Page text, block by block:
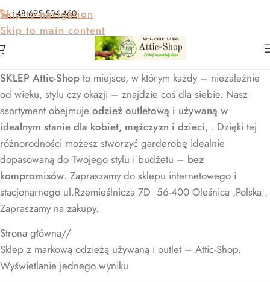
Skip to navigation
Skip to main content
+48 695 504 460
SKLEP Attic-Shop to miejsce, w którym każdy – niezależnie
od wieku, stylu czy okazji – znajdzie coś dla siebie. Nasz
asortyment obejmuje odzież outletową i używaną w
idealnym stanie dla kobiet, mężczyzn i dzieci, . Dzięki tej
różnorodności możesz stworzyć garderobę idealnie
dopasowaną do Twojego stylu i budżetu – bez
kompromisów. Zapraszamy do sklepu internetowego i
stacjonarnego ul.Rzemieślnicza 7D 56-400 Oleśnica ,Polska .
Zapraszamy na zakupy.
Strona główna/
Sklep z markową odzieżą używaną i outlet – Attic-Shop.
Wyświetlanie jednego wyniku